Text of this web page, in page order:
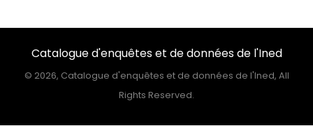
Catalogue d'enquêtes et de données de l'Ined
© 2026, Catalogue d'enquêtes et de données de l'Ined, All
Rights Reserved.